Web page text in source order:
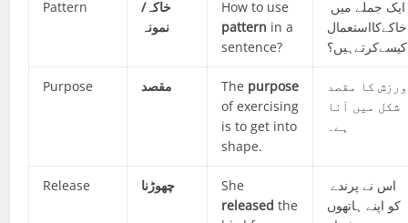
Pattern
خاکہ/
نمونہ
How to use
pattern in a
sentence?
خاکےکااستعمال
کیسےکرتےہیں؟
Purpose مقصد The purpose
of exercising
is to get into
shape.
ورزش کا مقصد
شکل میں آنا
ہے۔
Release چھوڑنا
She
released the
اس نے پرندے
کو اپنے ہاتھوں